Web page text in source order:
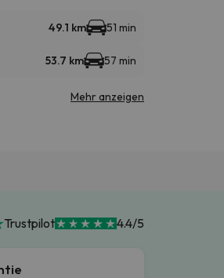
49.1 km 51 min
53.7 km 57 min
Mehr anzeigen
Trustpilot 4.4/5